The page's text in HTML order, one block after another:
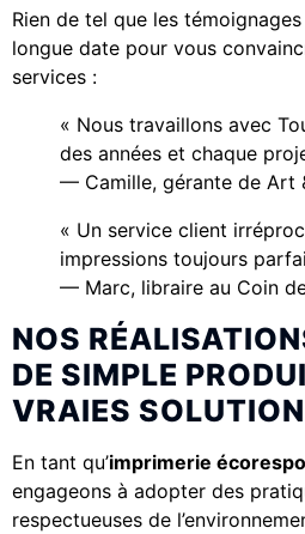
Rien de tel que les
longue date pour vous
services :
« Nous travaillons avec
des années et chaque
— Camille, gérante de Art
« Un service client
impressions toujours
— Marc, libraire au Coin
NOS
DE SIMPLE
VRAIES
En tant qu’imprimerie
engageons à adopter des
respectueuses de